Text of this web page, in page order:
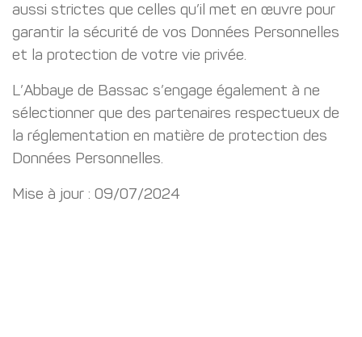
aussi strictes que celles qu’il met en œuvre pour
garantir la sécurité de vos Données Personnelles
et la protection de votre vie privée.
L’Abbaye de Bassac s’engage également à ne
sélectionner que des partenaires respectueux de
la réglementation en matière de protection des
Données Personnelles.
Mise à jour : 09/07/2024